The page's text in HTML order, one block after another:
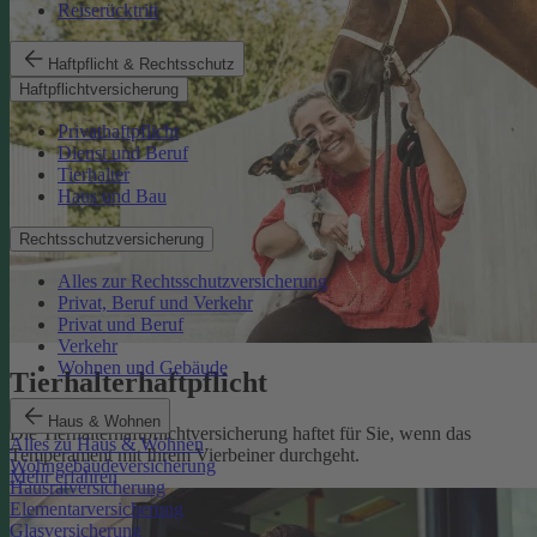
Reiserücktritt
Haftpflicht & Rechtsschutz
Haftpflichtversicherung
Privathaftpflicht
Dienst und Beruf
Tierhalter
Haus und Bau
Rechtsschutzversicherung
Alles zur Rechtsschutzversicherung
Privat, Beruf und Verkehr
Privat und Beruf
Verkehr
Wohnen und Gebäude
Haus & Wohnen
Alles zu Haus & Wohnen
Wohngebäudeversicherung
Hausratversicherung
Elementarversicherung
Glasversicherung
Tierhalterhaftpflicht
Die Tierhalterhaftpflichtversicherung haftet für Sie, wenn das
Temperament mit Ihrem Vierbeiner durchgeht.
Mehr erfahren